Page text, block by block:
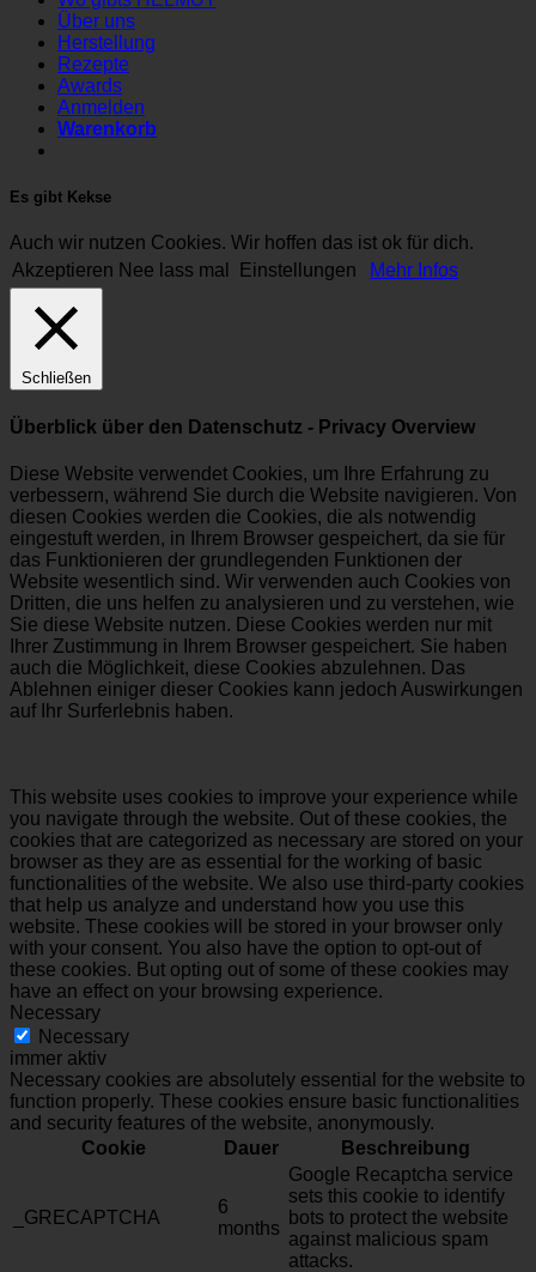
Über uns
Herstellung
Rezepte
Awards
Anmelden
Warenkorb
Es gibt Kekse
Auch wir nutzen Cookies. Wir hoffen das ist ok für dich.
Akzeptieren Nee lass mal Einstellungen Mehr Infos
Schließen
Überblick über den Datenschutz - Privacy Overview
Diese Website verwendet Cookies, um Ihre Erfahrung zu
verbessern, während Sie durch die Website navigieren. Von
diesen Cookies werden die Cookies, die als notwendig
eingestuft werden, in Ihrem Browser gespeichert, da sie für
das Funktionieren der grundlegenden Funktionen der
Website wesentlich sind. Wir verwenden auch Cookies von
Dritten, die uns helfen zu analysieren und zu verstehen, wie
Sie diese Website nutzen. Diese Cookies werden nur mit
Ihrer Zustimmung in Ihrem Browser gespeichert. Sie haben
auch die Möglichkeit, diese Cookies abzulehnen. Das
Ablehnen einiger dieser Cookies kann jedoch Auswirkungen
auf Ihr Surferlebnis haben.
This website uses cookies to improve your experience while
you navigate through the website. Out of these cookies, the
cookies that are categorized as necessary are stored on your
browser as they are as essential for the working of basic
functionalities of the website. We also use third-party cookies
that help us analyze and understand how you use this
website. These cookies will be stored in your browser only
with your consent. You also have the option to opt-out of
these cookies. But opting out of some of these cookies may
have an effect on your browsing experience.
Necessary
Necessary
immer aktiv
Necessary cookies are absolutely essential for the website to
function properly. These cookies ensure basic functionalities
and security features of the website, anonymously.
Cookie
Dauer Beschreibung
_GRECAPTCHA
6
months
Google Recaptcha service
sets this cookie to identify
bots to protect the website
against malicious spam
attacks.